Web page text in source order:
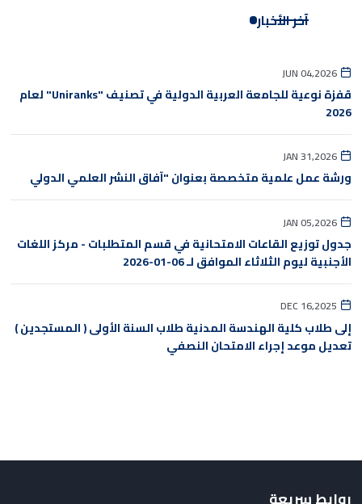
آخر الأخبار
JUN 04,2026
قفزة نوعية للجامعة العربية الدولية في تصنيف "Uniranks" لعام
2026
JAN 31,2026
ورشة عمل علمية متخصصة بعنوان "آفاق النشر العلمي الدولي
JAN 05,2026
جدول توزيع القاعات الامتحانية في قسم المتطلبات - مركز اللغات
الأجنبية ليوم الثلاثاء الموافق لـ 06-01-2026
DEC 16,2025
إلى طلاب كلية الهندسة المدنية طلاب السنة الأولى ( المستجدين )
تعديل موعد إجراء الامتحان النصفي
روابط سريعة